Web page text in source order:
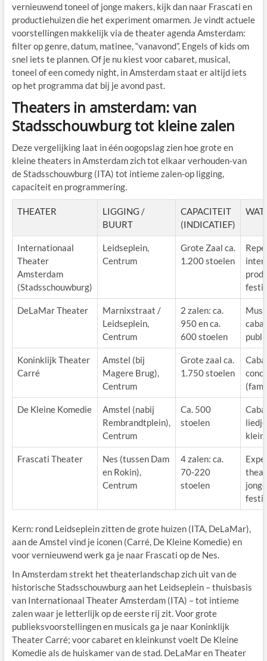
vernieuwend toneel of jonge makers, kijk dan naar Frascati en
productiehuizen die het experiment omarmen. Je vindt actuele
voorstellingen makkelijk via de theater agenda Amsterdam:
filter op genre, datum, matinee, “vanavond”, Engels of kids om
snel iets te plannen. Of je nu kiest voor cabaret, musical,
toneel of een comedy night, in Amsterdam staat er altijd iets
op het programma dat bij je avond past.
Theaters in amsterdam: van
Stadsschouwburg tot kleine zalen
Deze vergelijking laat in één oogopslag zien hoe grote en
kleine theaters in Amsterdam zich tot elkaar verhouden-van
de Stadsschouwburg (ITA) tot intieme zalen-op ligging,
capaciteit en programmering.
THEATER
LIGGING /
BUURT
CAPACITEIT
(INDICATIEF)
WAT
Internationaal
Theater
Amsterdam
(Stadsschouwburg)
Leidseplein,
Centrum
Grote Zaal ca.
1.200 stoelen
DeLaMar Theater
Marnixstraat /
Leidseplein,
Centrum
2 zalen: ca.
950 en ca.
600 stoelen
Koninklijk Theater
Carré
Amstel (bij
Magere Brug),
Centrum
Grote zaal ca.
1.750 stoelen
De Kleine Komedie
Amstel (nabij
Rembrandtplein),
Centrum
Ca. 500
stoelen
Frascati Theater
Nes (tussen Dam
en Rokin),
Centrum
4 zalen: ca.
70-220
stoelen
Kern: rond Leidseplein zitten de grote huizen (ITA, DeLaMar),
aan de Amstel vind je iconen (Carré, De Kleine Komedie) en
voor vernieuwend werk ga je naar Frascati op de Nes.
In Amsterdam strekt het theaterlandschap zich uit van de
historische Stadsschouwburg aan het Leidseplein – thuisbasis
van Internationaal Theater Amsterdam (ITA) – tot intieme
zalen waar je letterlijk op de eerste rij zit. Voor grote
publieksvoorstellingen en musicals ga je naar Koninklijk
Theater Carré; voor cabaret en kleinkunst voelt De Kleine
Komedie als de huiskamer van de stad. DeLaMar en Theater